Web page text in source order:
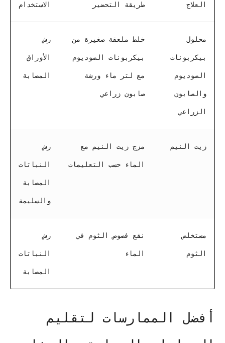
العلاج طريقة التحضير الاستخدام
محلول
بيكربونات
الصوديوم
والصابون
الزراعي
خلط ملعقة صغيرة من
بيكربونات الصوديوم
مع لتر ماء ورشة
صابون زراعي
رش
الأوراق
المصابة
زيت النيم مزج زيت النيم مع
الماء حسب التعليمات
رش
النباتات
المصابة
والسليمة
مستخلص
الثوم
نقع فصوص الثوم في
الماء
رش
النباتات
المصابة
أفضل الممارسات لتقليم